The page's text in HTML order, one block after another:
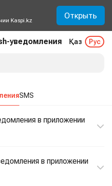
Kaspi.kz Открыть
уведомления Қаз Рус
SMS
в приложении
в приложении